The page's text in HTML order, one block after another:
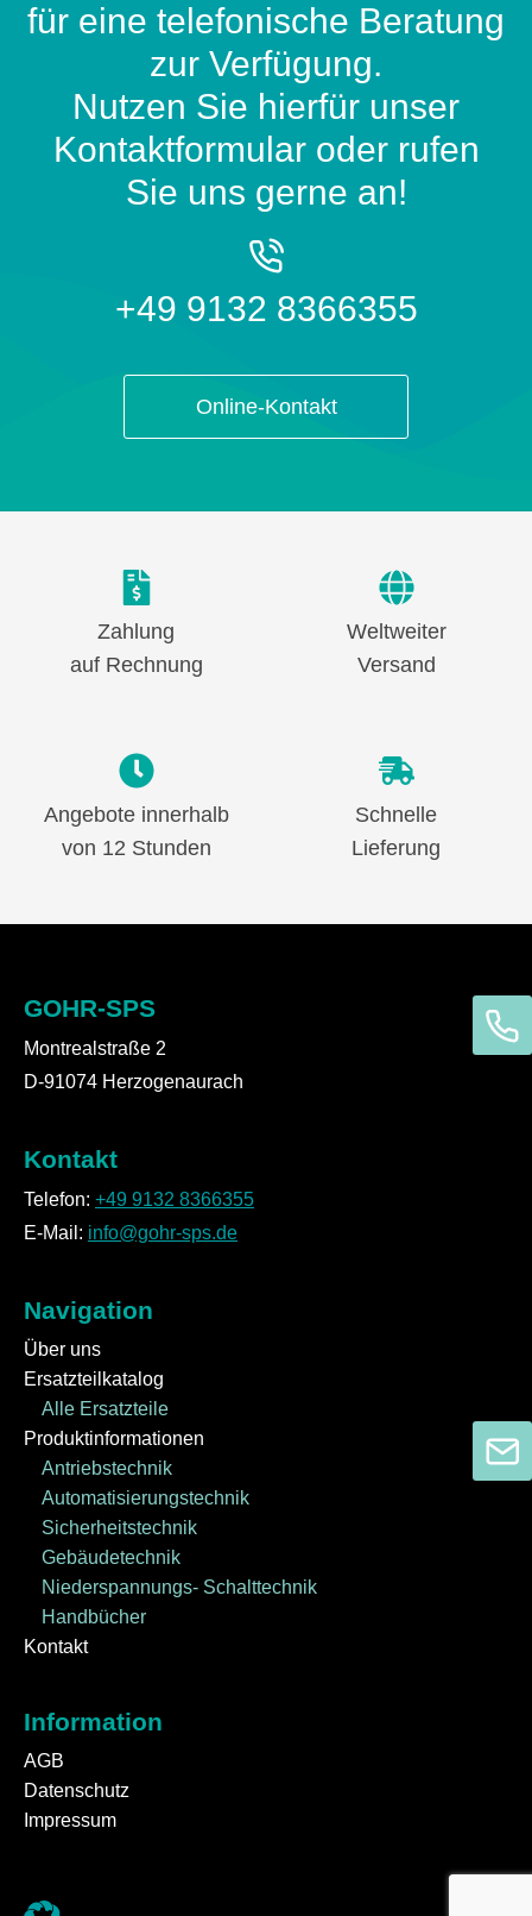
für eine telefonische Beratung
zur Verfügung.
Nutzen Sie hierfür unser
Kontaktformular oder rufen
Sie uns gerne an!
+49 9132 8366355
Online-Kontakt
Zahlung
auf Rechnung
Weltweiter
Versand
Angebote innerhalb
von 12 Stunden
Schnelle
Lieferung
GOHR-SPS
Montrealstraße 2
D-91074 Herzogenaurach
Kontakt
Telefon: +49 9132 8366355
E-Mail: info@gohr-sps.de
Navigation
Über uns
Ersatzteilkatalog
Alle Ersatzteile
Produktinformationen
Antriebstechnik
Automatisierungstechnik
Sicherheitstechnik
Gebäudetechnik
Niederspannungs- Schalttechnik
Handbücher
Kontakt
Information
AGB
Datenschutz
Impressum